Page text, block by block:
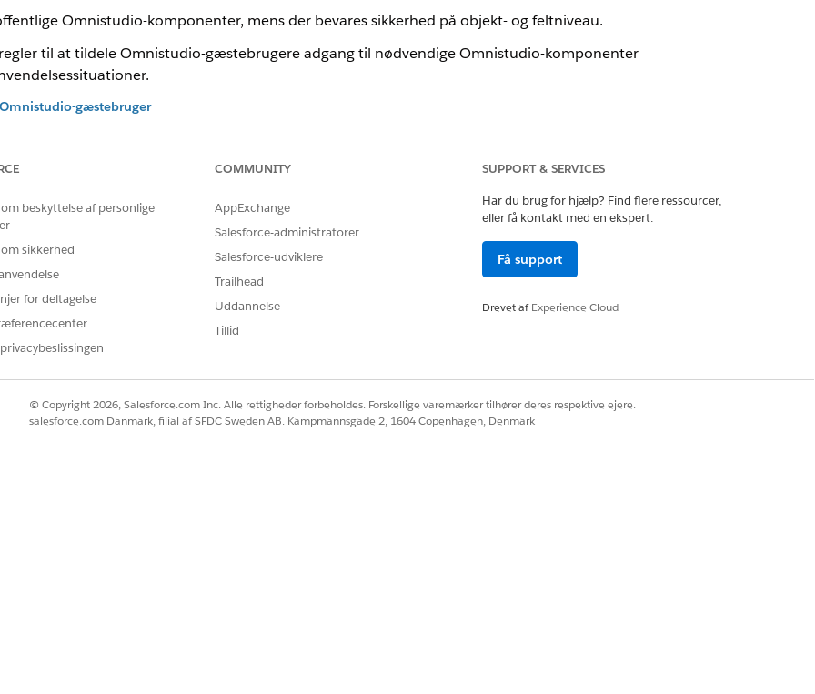
Omnistudio-komponenter, mens der bevares sikkerhed på objekt- og feltniveau.
til at tildele Omnistudio-gæstebrugere adgang til nødvendige Omnistudio-komponenter
gæstebruger
anonyme brugere at få adgang til Omnistudio-indhold på Digitale oplevelser-lokaliteter.
gæstebruger
gæstebrugere adgang til specifikke funktioner, f.eks. Gem til senere.
beskyttelse af personlige
sikkerhed
for deltagelse
COMMUNITY
AppExchange
Salesforce-administratorer
Salesforce-udviklere
Trailhead
Uddannelse
Tillid
SUPPORT & SERVICES
Har du brug for hjælp? Find flere ressourcer,
eller få kontakt med en ekspert.
Få support
Drevet afExperience Cloud
© Copyright 2026, Salesforce.com Inc. Alle rettigheder forbeholdes. Forskellige varemærker tilhører deres respektive ejere.
salesforce.com Danmark, filial af SFDC Sweden AB. Kampmannsgade 2, 1604 Copenhagen, Denmark